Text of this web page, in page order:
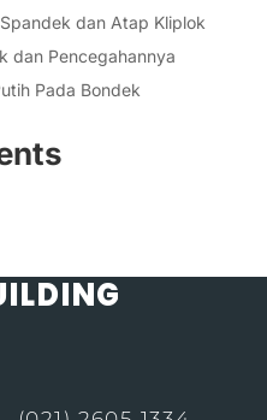
dan Atap Kliplok
dan Pencegahannya
Pada Bondek